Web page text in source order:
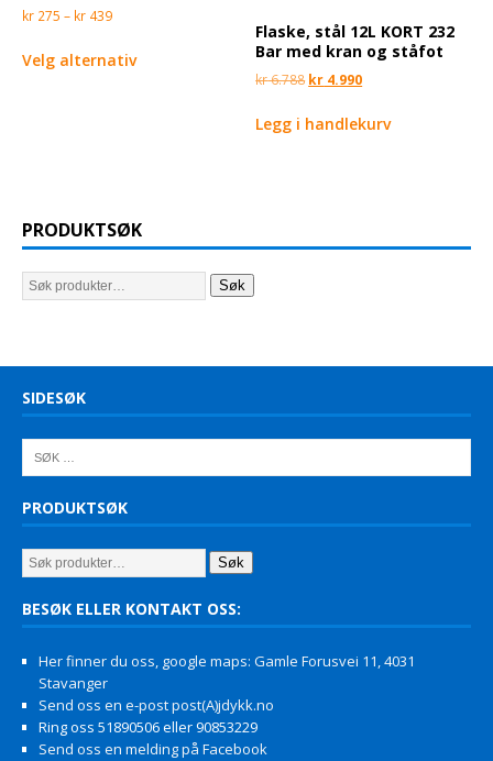
kr 275 – kr 439
Velg alternativ
Flaske, stål 12L KORT 232
Bar med kran og ståfot
kr6.788 kr 4.990
Legg i handlekurv
PRODUKTSØK
Søk
SIDESØK
PRODUKTSØK
Søk
BESØK ELLER KONTAKT OSS:
Her finner du oss, google maps: Gamle Forusvei 11, 4031
Stavanger
Send oss en e-post post(A)jdykk.no
Ring oss 51890506 eller 90853229
Send oss en melding på Facebook